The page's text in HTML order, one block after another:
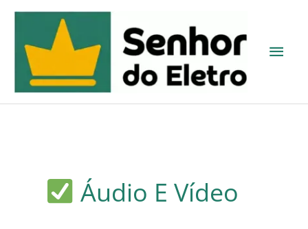
conteúdo
Áudio E Vídeo